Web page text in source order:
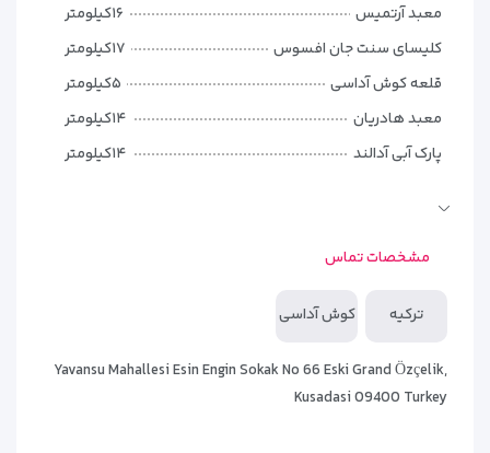
قبل از ساعت 11:30 است.
آیا هتل سیگنیچر بلو ریزورت خدمات ترانسفر فرودگاهی ارائه می
بله، هتل سیگنیچر بلو ریزورت خدمات ترانسفر فرودگاهی ارائه می
دهد.
فاصله هتل سیگنیچر بلو ریزورت تا فرودگاه چقدر است؟
آیا ورود حیوان خانگی به هتل سیگنیچر بلو ریزورت مجاز است؟
خیر، ورود حیوانات خانگی به هتل سیگنیچر بلو ریزورت ممنوع است.
معبد آرتمیس
۱۶کیلومتر
کلیسای سنت جان افسوس
۱۷کیلومتر
قلعه کوش آداسی
۵کیلومتر
معبد هادريان
۱۴کیلومتر
پارک آبی آدالند
۱۴کیلومتر
مشخصات تماس
ترکیه کوش آداسی
Yavansu Mahallesi Esin Engin Sokak No 66 Eski Grand Özçelik,
Kusadasi 09400 Turkey